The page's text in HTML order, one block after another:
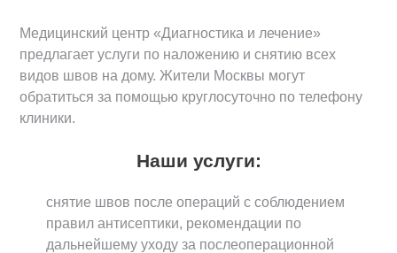
Медицинский центр «Диагностика и лечение»
предлагает услуги по наложению и снятию всех
видов швов на дому. Жители Москвы могут
обратиться за помощью круглосуточно по телефону
клиники.
Наши услуги:
снятие швов после операций с соблюдением
правил антисептики, рекомендации по
дальнейшему уходу за послеоперационной